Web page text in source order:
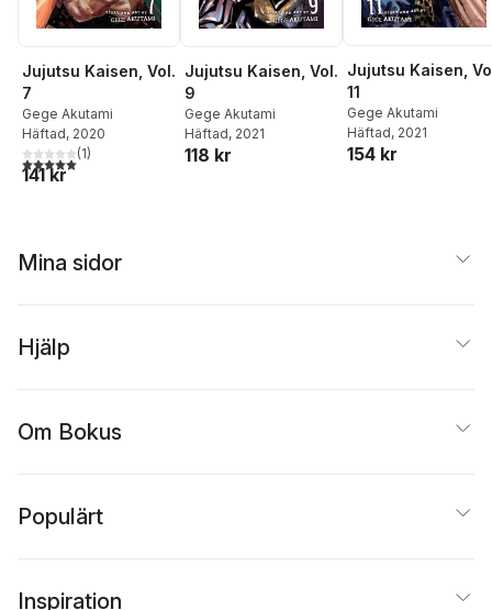
Jujutsu Kaisen, Vol.
7
Gege Akutami
Häftad, 2020
5,0utav 5 stjärnor. Totalt antal röster:
(1)
141 kr
Jujutsu Kaisen, Vol.
9
Gege Akutami
Häftad, 2021
118 kr
Jujutsu Kaisen,
11
Gege Akutami
Häftad, 2021
154 kr
Mina sidor
Hjälp
Om Bokus
Populärt
Inspiration